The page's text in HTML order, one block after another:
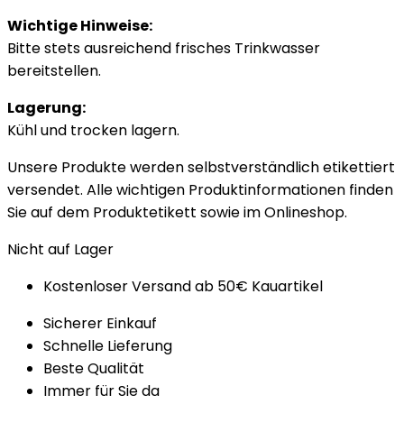
Wichtige Hinweise:
Bitte stets ausreichend frisches Trinkwasser
bereitstellen.
Lagerung:
Kühl und trocken lagern.
Unsere Produkte werden selbstverständlich etikettiert
versendet. Alle wichtigen Produktinformationen finden
Sie auf dem Produktetikett sowie im Onlineshop.
Nicht auf Lager
Kostenloser Versand ab 50€ Kauartikel
Sicherer Einkauf
Schnelle Lieferung
Beste Qualität
Immer für Sie da